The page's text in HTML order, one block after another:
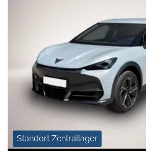
Standort Zentrallager